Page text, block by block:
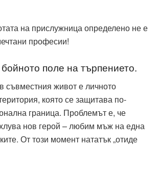
на прислужница определено не е
професии!
поле на търпението.
съвместния живот е личното
която се защитава по-
граница. Проблемът е, че
нов герой – любим мъж на една
От този момент нататък „отиде